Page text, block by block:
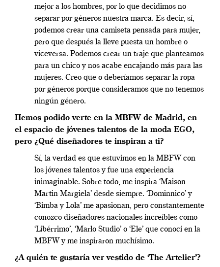
mejor a los hombres, por lo que decidimos no
separar por géneros nuestra marca. Es decir, sí,
podemos crear una camiseta pensada para mujer,
pero que después la lleve puesta un hombre o
viceversa. Podemos crear un traje que planteamos
para un chico y nos acabe encajando más para las
mujeres. Creo que o deberíamos separar la ropa
por géneros porque consideramos que no tenemos
ningún género.
Hemos podido verte en la MBFW de Madrid, en
el espacio de jóvenes talentos de la moda EGO,
pero ¿Qué diseñadores te inspiran a ti?
Sí, la verdad es que estuvimos en la MBFW con
los jóvenes talentos y fue una experiencia
inimaginable. Sobre todo, me inspira ‘Maison
Martin Margiela’ desde siempre. ‘Dominnico’ y
‘Bimba y Lola’ me apasionan, pero constantemente
conozco diseñadores nacionales increíbles como
‘Libérrimo’, ‘Marlo Studio’ o ‘Ele’ que conocí en la
MBFW y me inspiraron muchísimo.
¿A quién te gustaría ver vestido de ‘The Artelier’?